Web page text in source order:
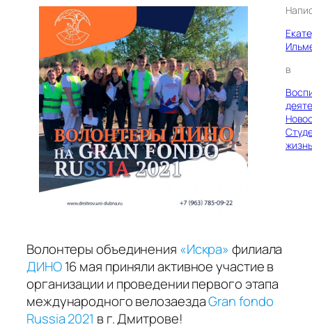
в
жизнь
Волонтеры объединения «Искра» филиала
ДИНО16 мая приняли активное участие в
организации и проведении первого этапа
международного велозаездаGran fondo
Russia 2021 в г. Дмитрове!